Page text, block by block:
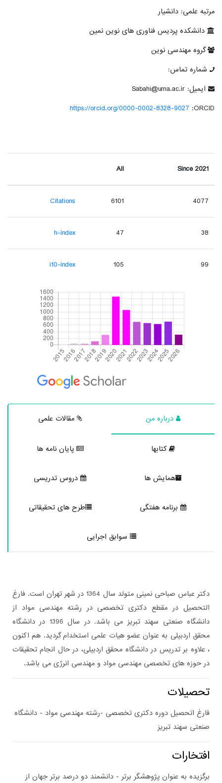
مرتبه علمی: دانشیار
دانشکده پردیس فناوری های نوین نمین
گروه مهندسی نوین
شماره تماس:
ایمیل: Sabahi@uma.ac.ir
ORCID:
https://orcid.org/0000-0002-8328-9027
All Since 2021
Citations 6101 4077
h-index 47 38
i10-index 105 99
درباره من مقالات علمی
کتابها پایان نامه ها
همایش ها دروس تدریسی
برنامه هفتگی طرح های تحقیقاتی
سوابق اجرایی
دکتر عباس صباحی نمینی متولد سال 1364 در شهر تهران است. فارغ
التحصیل در مقطع دکتری تخصصی در رشته مهندسی مواد از
دانشگاه صنعتی سهند تبریز می باشد. در سال 1396 در دانشگاه
محقق اردبیلی به عنوان عضو هیات علمی استخدام گردید. هم اکنون
، علاوه بر تدریس در دانشگاه محقق اردبیلی، در حال انجام تحقیقات
در حوزه های تخصصی مهندسی مواد و مهندسی انرژی می باشد.
تحصیلات
فارغ اتحصیل دوره دکتری تخصصی -رشته مهندسی مواد - دانشگاه
صنعتی سهند تبریز
افتخارات
برگزیده به عنوان پژوهشگر برتر - دانشمند دو درصد برتر جهان از